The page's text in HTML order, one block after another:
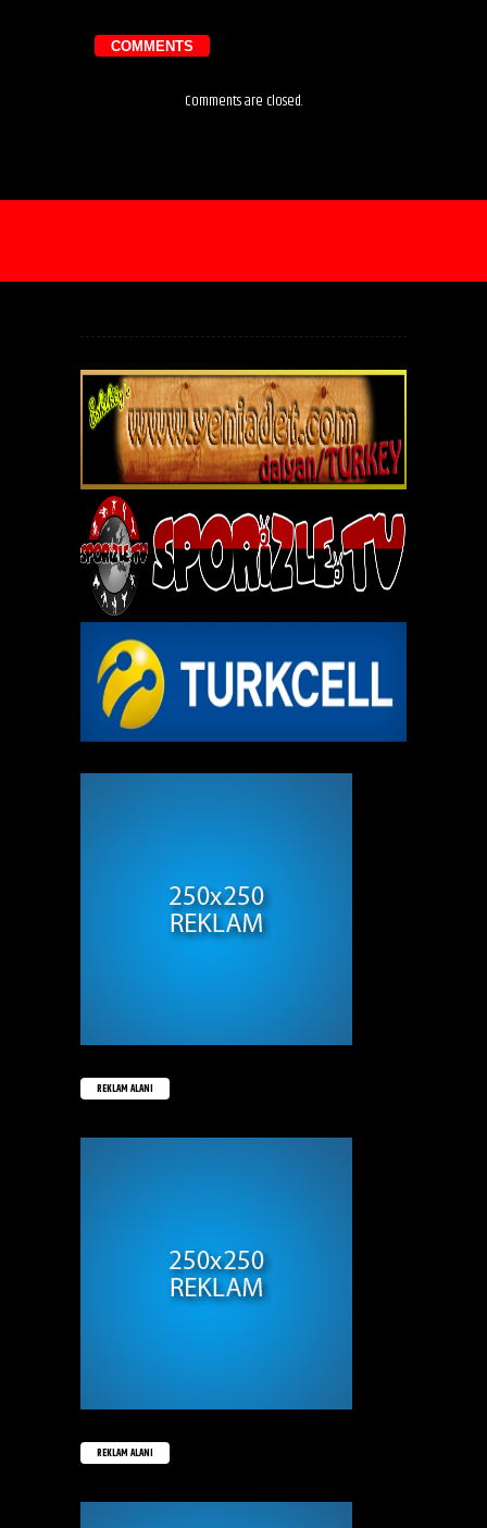
COMMENTS
Comments are closed.
REKLAM ALANI
REKLAM ALANI
REKLAM ALANI